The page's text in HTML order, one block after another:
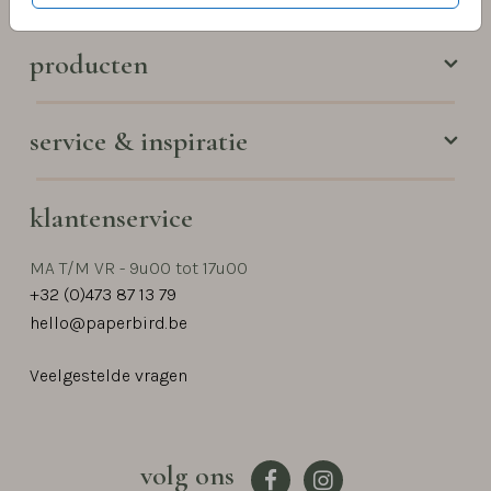
producten
service & inspiratie
klantenservice
MA T/M VR - 9u00 tot 17u00
+32 (0)473 87 13 79
hello@paperbird.be
Veelgestelde vragen
volg ons